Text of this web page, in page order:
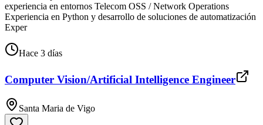
experiencia en entornos Telecom OSS / Network Operations
Experiencia en Python y desarrollo de soluciones de automatización
Exper
Hace 3 días
Computer Vision/Artificial Intelligence Engineer
Santa Maria de Vigo